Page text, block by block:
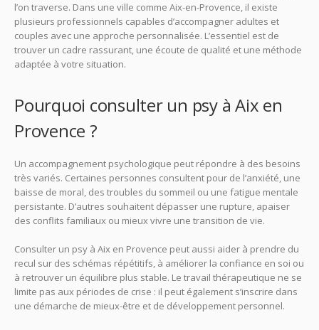
l’on traverse. Dans une ville comme Aix-en-Provence, il existe
plusieurs professionnels capables d’accompagner adultes et
couples avec une approche personnalisée. L’essentiel est de
trouver un cadre rassurant, une écoute de qualité et une méthode
adaptée à votre situation.
Pourquoi consulter un psy à Aix en
Provence ?
Un accompagnement psychologique peut répondre à des besoins
très variés. Certaines personnes consultent pour de l’anxiété, une
baisse de moral, des troubles du sommeil ou une fatigue mentale
persistante. D’autres souhaitent dépasser une rupture, apaiser
des conflits familiaux ou mieux vivre une transition de vie.
Consulter un psy à Aix en Provence peut aussi aider à prendre du
recul sur des schémas répétitifs, à améliorer la confiance en soi ou
à retrouver un équilibre plus stable. Le travail thérapeutique ne se
limite pas aux périodes de crise : il peut également s’inscrire dans
une démarche de mieux-être et de développement personnel.